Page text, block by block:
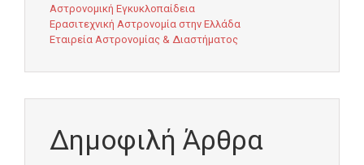
Αστρονομική Εγκυκλοπαίδεια
Ερασιτεχνική Αστρονομία στην Ελλάδα
Εταιρεία Αστρονομίας & Διαστήματος
Δημοφιλή Άρθρα